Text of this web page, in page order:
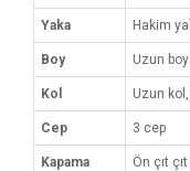
Yaka Hakim
Boy Uzun boy
Kol Uzun
Cep 3 cep
Kapama Ön çıt çıt